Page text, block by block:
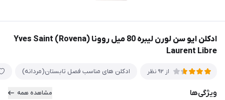
ادکلن ایو سن لورن لیبره 80 میل روونا (Rovena) Yves Saint
Laurent Libre
از 92 نظر ادکلن های مناسب فصل تابستان(مردانه)
ویژگی‌ها مشاهده همه